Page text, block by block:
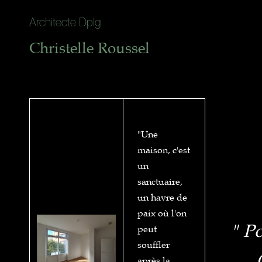
Architecte Dplg
Christelle Roussel
"Une
maison, c'est
un
sanctuaire,
un havre de
paix où l'on
peut
souffler
"